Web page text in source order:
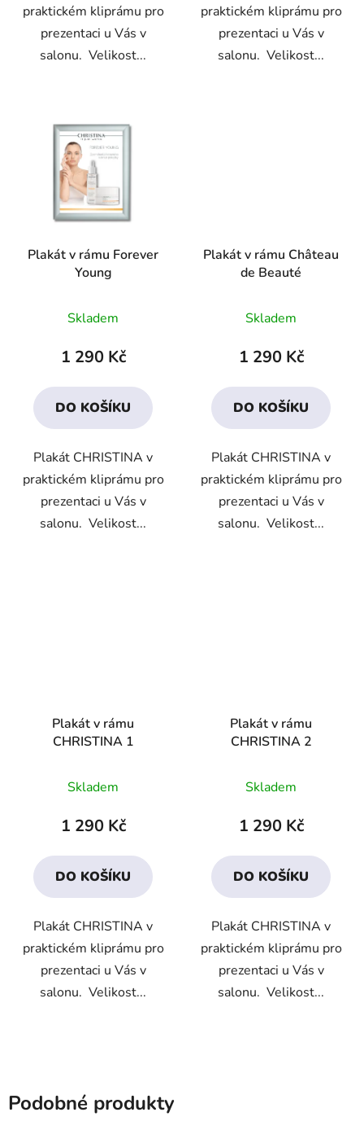
praktickém kliprámu pro
prezentaci u Vás v
salonu. Velikost...
praktickém kliprámu pro
prezentaci u Vás v
salonu. Velikost...
Plakát v rámu Forever
Young
Skladem
1 290 Kč
DO KOŠÍKU
Plakát CHRISTINA v
praktickém kliprámu pro
prezentaci u Vás v
salonu. Velikost...
Plakát v rámu Château
de Beauté
Skladem
1 290 Kč
DO KOŠÍKU
Plakát CHRISTINA v
praktickém kliprámu pro
prezentaci u Vás v
salonu. Velikost...
Plakát v rámu
CHRISTINA 1
Skladem
1 290 Kč
DO KOŠÍKU
Plakát CHRISTINA v
praktickém kliprámu pro
prezentaci u Vás v
salonu. Velikost...
Plakát v rámu
CHRISTINA 2
Skladem
1 290 Kč
DO KOŠÍKU
Plakát CHRISTINA v
praktickém kliprámu pro
prezentaci u Vás v
salonu. Velikost...
Podobné produkty